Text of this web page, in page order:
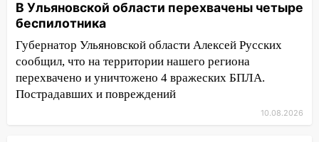
моста утопили автомобиль «Вольво»
20:20
Итоги 9 августа в Ульяновской
области: разгул стихии, поиски
человека на Волге и транспортный
коллапс
Из-за ураганного ветра упали
В Ульяновской области перехвачены четыре
беспилотника
Губернатор Ульяновской области Алексей Русских
сообщил, что на территории нашего региона
перехвачено и уничтожено 4 вражеских БПЛА.
Пострадавших и повреждений
10.08.2026